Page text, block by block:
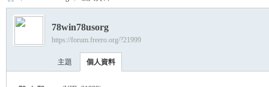
›
78win78usorg
https://forum.freero.org/?21999
主題 個人資料